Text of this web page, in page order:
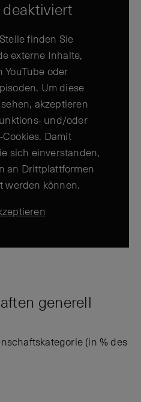
finden Sie
externe Inhalte,
YouTube oder
Um diese
akzeptieren
und/oder
Damit
sich einverstanden,
an Drittplattformen
werden können.
generell
(in % des